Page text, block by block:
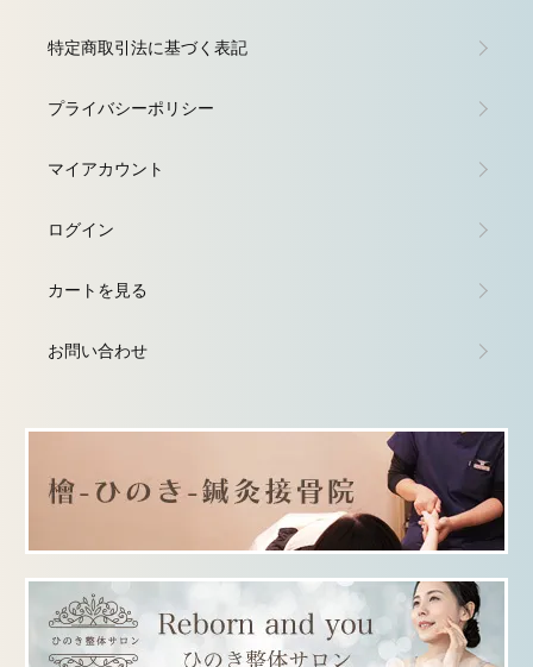
特定商取引法に基づく表記
プライバシーポリシー
マイアカウント
ログイン
カートを見る
お問い合わせ